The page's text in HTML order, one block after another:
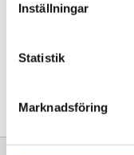
Inställningar
Statistik
Marknadsföring